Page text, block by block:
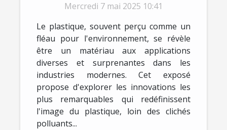
industries modernes
Mercredi 7 mai 2025 10:41
Le plastique, souvent perçu comme un
fléau pour l'environnement, se révèle
être un matériau aux applications
diverses et surprenantes dans les
industries modernes. Cet exposé
propose d'explorer les innovations les
plus remarquables qui redéfinissent
l'image du plastique, loin des clichés
polluants...